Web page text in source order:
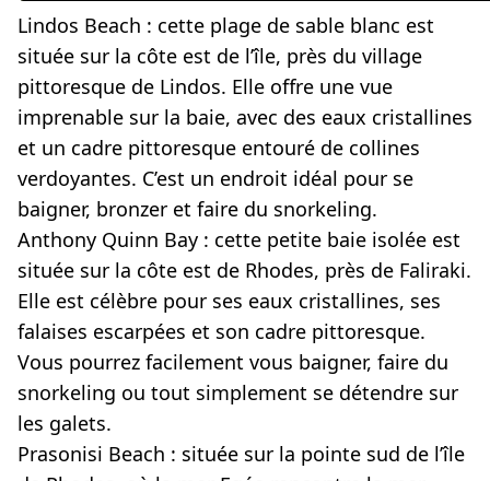
Lindos Beach : cette plage de sable blanc est
située sur la côte est de l’île, près du village
pittoresque de Lindos. Elle offre une vue
imprenable sur la baie, avec des eaux cristallines
et un cadre pittoresque entouré de collines
verdoyantes. C’est un endroit idéal pour se
baigner, bronzer et faire du snorkeling.
Anthony Quinn Bay : cette petite baie isolée est
située sur la côte est de Rhodes, près de Faliraki.
Elle est célèbre pour ses eaux cristallines, ses
falaises escarpées et son cadre pittoresque.
Vous pourrez facilement vous baigner, faire du
snorkeling ou tout simplement se détendre sur
les galets.
Prasonisi Beach : située sur la pointe sud de l’île